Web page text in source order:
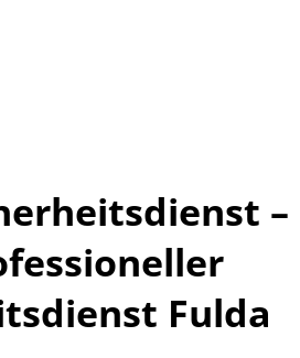
–
Fulda